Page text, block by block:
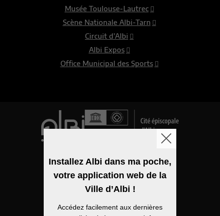
Musée Toulouse-Lautrec
Scène Nationale Albi-Tarn
Circuit d’Albi
Albi Expos
Office Municipal des Sports
Mentions légales
Installez Albi dans ma poche,
votre application web de la
Ville d’Albi !
Accédez facilement aux dernières